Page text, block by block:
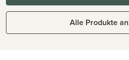
Alle Produkte